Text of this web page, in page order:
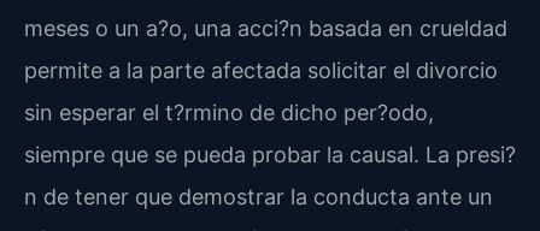
meses o un a?o, una acci?n basada en crueldad
permite a la parte afectada solicitar el divorcio
sin esperar el t?rmino de dicho per?odo,
siempre que se pueda probar la causal. La presi?
n de tener que demostrar la conducta ante un